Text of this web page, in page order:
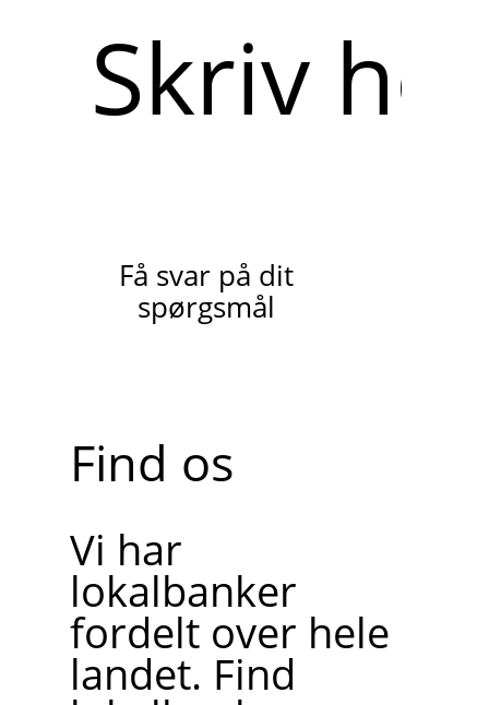
her
Få svar på dit
spørgsmål
Find os
Vi har
lokalbanker
fordelt over hele
landet. Find